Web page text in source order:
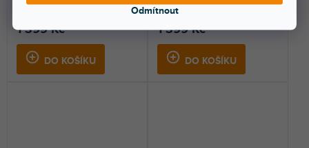
Odmítnout
1 399 Kč
DO KOŠÍKU
1 399 Kč
DO KOŠÍKU